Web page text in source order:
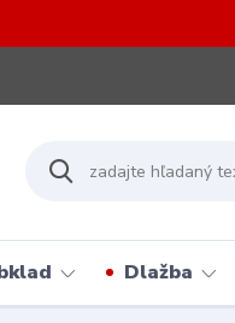
Dlažba